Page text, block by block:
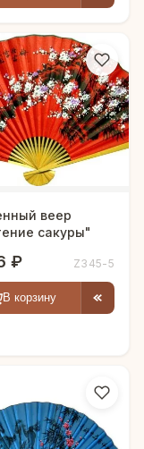
веер
сакуры"
₽ Z345-5
В корзину